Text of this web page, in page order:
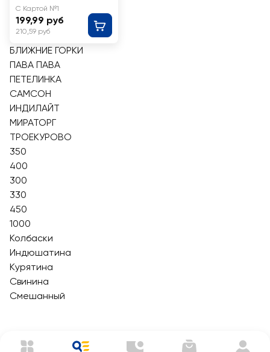
рубленые, в
оболочке
С Картой №1
199,99 руб
210,59 руб
БЛИЖНИЕ ГОРКИ
ПАВА ПАВА
ПЕТЕЛИНКА
САМСОН
ИНДИЛАЙТ
МИРАТОРГ
ТРОЕКУРОВО
350
400
300
330
450
1000
Колбаски
Индюшатина
Курятина
Свинина
Смешанный